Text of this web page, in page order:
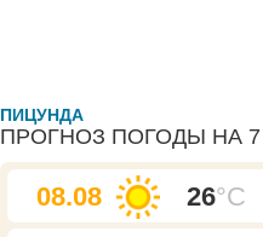
ПИЦУНДА
ПРОГНОЗ ПОГОДЫ НА
08.08 26°C